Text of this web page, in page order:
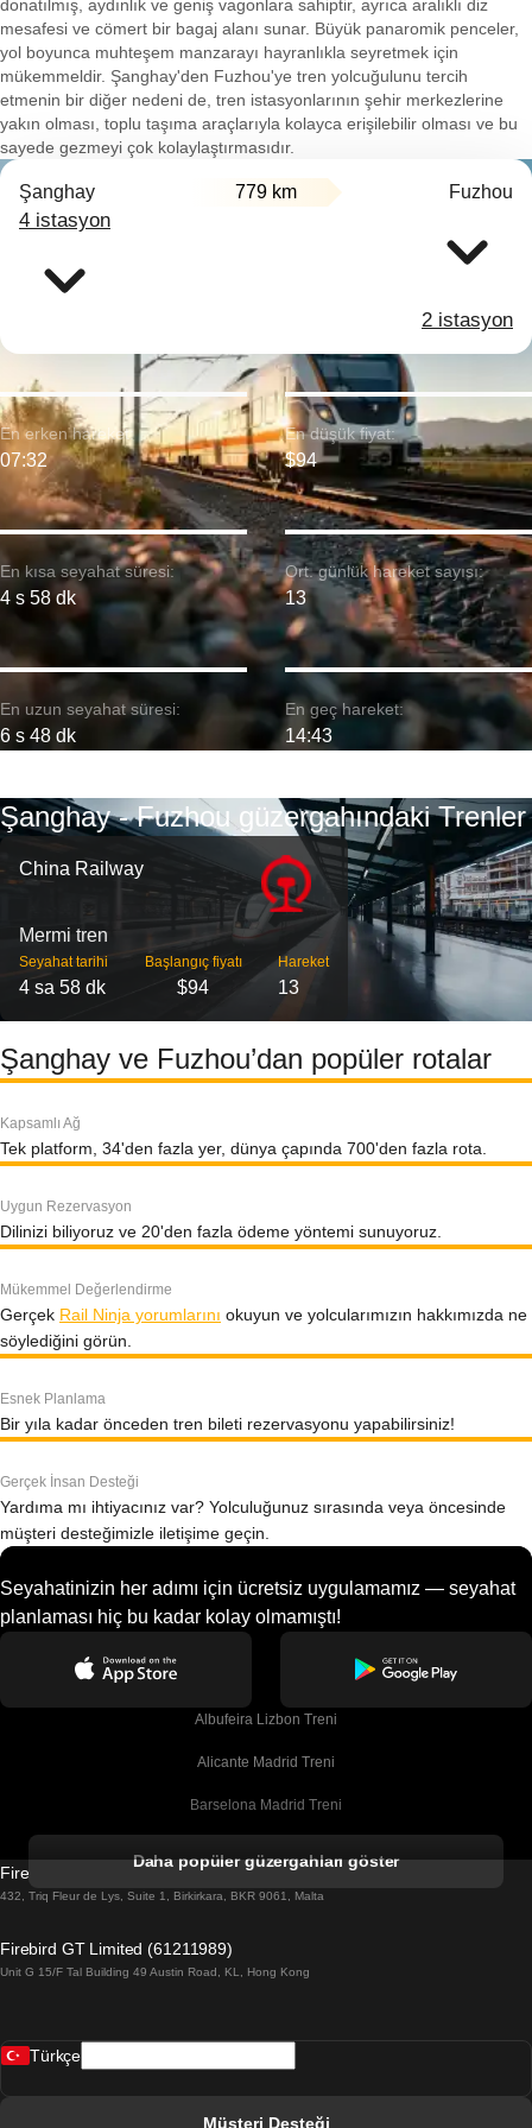
donatılmış, aydınlık ve geniş vagonlara sahiptir, ayrıca aralıklı diz
mesafesi ve cömert bir bagaj alanı sunar. Büyük panaromik penceler,
yol boyunca muhteşem manzarayı hayranlıkla seyretmek için
mükemmeldir. Şanghay'den Fuzhou'ye tren yolcuğulunu tercih
etmenin bir diğer nedeni de, tren istasyonlarının şehir merkezlerine
yakın olması, toplu taşıma araçlarıyla kolayca erişilebilir olması ve bu
sayede gezmeyi çok kolaylaştırmasıdır.
Şanghay 779 km Fuzhou
4 istasyon
2 istasyon
En kısa seyahat süresi:
4 s 58 dk
En erken hareket:
07:32
En uzun seyahat süresi:
6 s 48 dk
En düşük fiyat:
$94
Ort. günlük hareket sayısı:
13
En geç hareket:
14:43
Şanghay - Fuzhou güzergahındaki Trenler
China Railway
Mermi tren
Seyahat tarihi
4 sa 58 dk
Başlangıç ​​fiyatı
$94
Hareket
13
Şanghay ve Fuzhou’dan popüler rotalar
Kapsamlı Ağ
Tek platform, 34'den fazla yer, dünya çapında 700'den fazla rota.
Uygun Rezervasyon
Dilinizi biliyoruz ve 20'den fazla ödeme yöntemi sunuyoruz.
Mükemmel Değerlendirme
Gerçek Rail Ninja yorumlarını okuyun ve yolcularımızın hakkımızda ne
söylediğini görün.
Esnek Planlama
Bir yıla kadar önceden tren bileti rezervasyonu yapabilirsiniz!
Gerçek İnsan Desteği
Yardıma mı ihtiyacınız var? Yolculuğunuz sırasında veya öncesinde
müşteri desteğimizle iletişime geçin.
Seyahatinizin her adımı için ücretsiz uygulamamız — seyahat
planlaması hiç bu kadar kolay olmamıştı!
Albufeira Lizbon Treni
Alicante Madrid Treni
Barselona Madrid Treni
Barselona Sevilla Treni
Belfast Dublin Treni
Daha popüler güzergahları göster
Firebird GT Limited (OC 1451)
432, Triq Fleur de Lys, Suite 1, Birkirkara, BKR 9061, Malta
Firebird GT Limited (61211989)
Unit G 15/F Tal Building 49 Austin Road, KL, Hong Kong
Türkçe
Müşteri Desteği